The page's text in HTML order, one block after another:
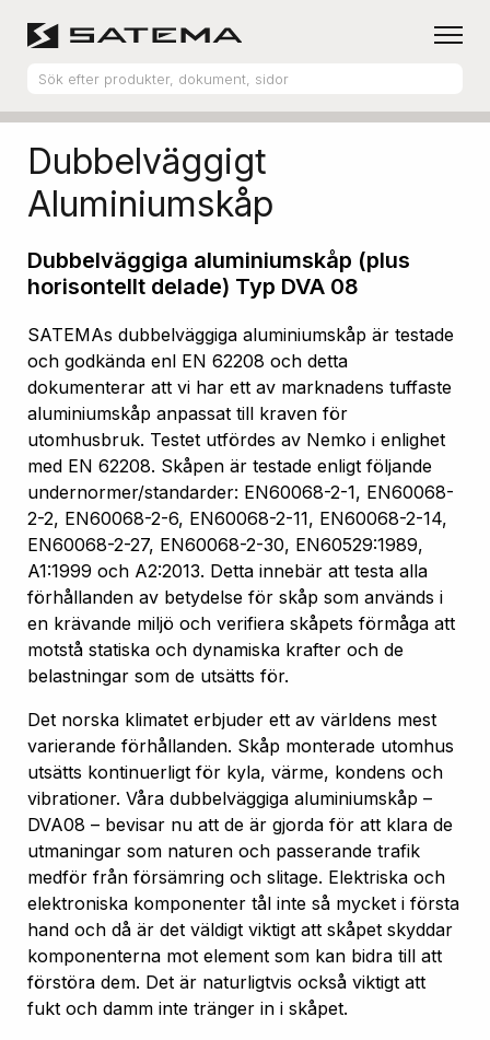
Produktsortiment Aluminiumskåp
Dubbelväggigt
Aluminiumskåp
Dubbelväggiga aluminiumskåp (plus
horisontellt delade) Typ DVA 08
SATEMAs dubbelväggiga aluminiumskåp är testade
och godkända enl EN 62208 och detta
dokumenterar att vi har ett av marknadens tuffaste
aluminiumskåp anpassat till kraven för
utomhusbruk. Testet utfördes av Nemko i enlighet
med EN 62208. Skåpen är testade enligt följande
undernormer/standarder: EN60068-2-1, EN60068-
2-2, EN60068-2-6, EN60068-2-11, EN60068-2-14,
EN60068-2-27, EN60068-2-30, EN60529:1989,
A1:1999 och A2:2013. Detta innebär att testa alla
förhållanden av betydelse för skåp som används i
en krävande miljö och verifiera skåpets förmåga att
motstå statiska och dynamiska krafter och de
belastningar som de utsätts för.
Det norska klimatet erbjuder ett av världens mest
varierande förhållanden. Skåp monterade utomhus
utsätts kontinuerligt för kyla, värme, kondens och
vibrationer. Våra dubbelväggiga aluminiumskåp –
DVA08 – bevisar nu att de är gjorda för att klara de
utmaningar som naturen och passerande trafik
medför från försämring och slitage. Elektriska och
elektroniska komponenter tål inte så mycket i första
hand och då är det väldigt viktigt att skåpet skyddar
komponenterna mot element som kan bidra till att
förstöra dem. Det är naturligtvis också viktigt att
fukt och damm inte tränger in i skåpet.